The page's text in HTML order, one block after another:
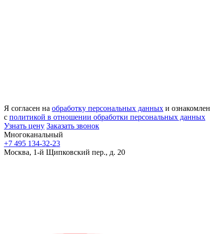
Я согласен на обработку персональных данных и ознакомлен
с политикой в отношении обработки персональных данных
Узнать цену Заказать звонок
Многоканальный
+7 495 134-32-23
Москва, 1-й Щипковский пер., д. 20